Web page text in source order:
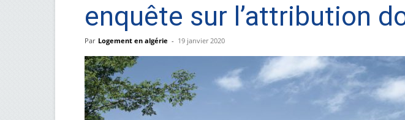
enquête sur l’attribution
Par Logement en algérie - 19 janvier 2020